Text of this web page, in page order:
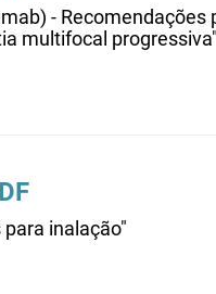
- Recomendações
multifocal progressiva"
inalação"